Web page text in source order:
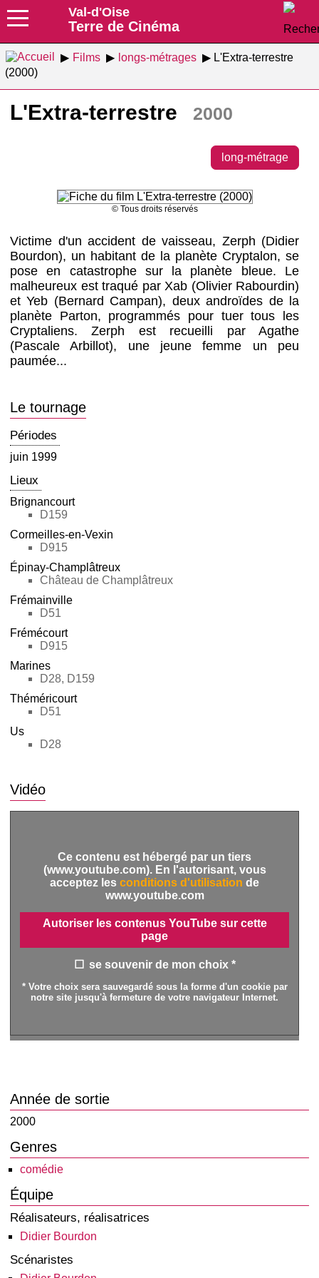
Val-d'Oise
Terre de Cinéma
Films longs-métrages
L'Extra-terrestre
(2000)
L'Extra-terrestre 2000
long-métrage
© Tous droits réservés
Victime d'un accident de vaisseau, Zerph (Didier
Bourdon), un habitant de la planète Cryptalon, se
pose en catastrophe sur la planète bleue. Le
malheureux est traqué par Xab (Olivier Rabourdin)
et Yeb (Bernard Campan), deux androïdes de la
planète Parton, programmés pour tuer tous les
Cryptaliens. Zerph est recueilli par Agathe
(Pascale Arbillot), une jeune femme un peu
paumée...
Le tournage
Périodes
juin 1999
Lieux
Brignancourt
D159
Cormeilles-en-Vexin
D915
Épinay-Champlâtreux
Château de Champlâtreux
Frémainville
D51
Frémécourt
D915
Marines
D28, D159
Théméricourt
D51
Us
D28
Vidéo
Ce contenu est hébergé par un tiers
(www.youtube.com). En l'autorisant, vous
acceptez les conditions d'utilisation de
www.youtube.com
Autoriser les contenus YouTube sur cette
page
se souvenir de mon choix *
* Votre choix sera sauvegardé sous la forme d'un cookie par
notre site jusqu'à fermeture de votre navigateur Internet.
Année de sortie
2000
Genres
comédie
Équipe
Réalisateurs, réalisatrices
Didier Bourdon
Scénaristes